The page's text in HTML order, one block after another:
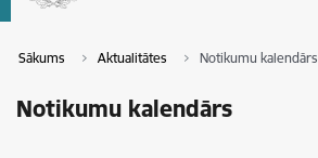
Sākums Aktualitātes Notikumu kalendārs
Notikumu kalendārs